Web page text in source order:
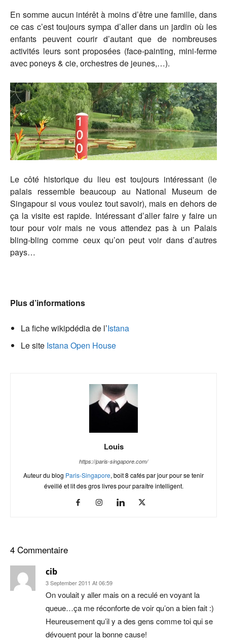
En somme aucun intérêt à moins d’être une famille, dans
ce cas c’est toujours sympa d’aller dans un jardin où les
enfants peuvent courir d’autant que de nombreuses
activités leurs sont proposées (face-painting, mini-ferme
avec poneys & cie, orchestres de jeunes,…).
Le côté historique du lieu est toujours intéressant (le
palais ressemble beaucoup au National Museum de
Singapour si vous voulez tout savoir), mais en dehors de
ça la visite est rapide. Intéressant d’aller faire y faire un
tour pour voir mais ne vous attendez pas à un Palais
bling-bling comme ceux qu’on peut voir dans d’autres
pays…
Plus d’informations
La fiche wikipdédia de l’Istana
Le site Istana Open House
Louis
https://paris-singapore.com/
Auteur du blog Paris-Singapore, boit 8 cafés par jour pour se tenir
éveillé et lit des gros livres pour paraître intelligent.
4 Commentaire
cib
3 September 2011 At 06:59
On voulait y aller mais on a reculé en voyant la
queue…ça me réconforte de voir qu’on a bien fait :)
Heureusement qu’il y a des gens comme toi qui se
dévouent pour la bonne cause!